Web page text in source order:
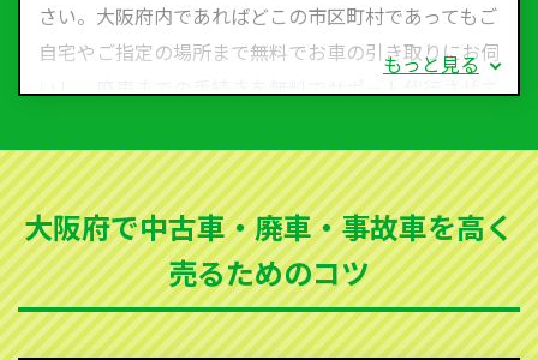
さい。大阪府内であればどこの市区町村であってもご
自宅やご指定の場所まで無料でお車の引き取りにお伺
いし、廃車までの手続きを無料でサポート代行させて
など動かない車、水害車、不動車、乗らなくなってし
まった車、車検が切れて動かすことができない車でも
買取可能です。
ソコカラは世界１１０か国に独自の販売ネットワーク
を持ち、国内に自社物流網、自社ヤードをもっている
ため、中間マージンがかかりません。だから高価買取
もっと見る
大阪府で中古車・廃車・事故車を高く
売るためのコツ